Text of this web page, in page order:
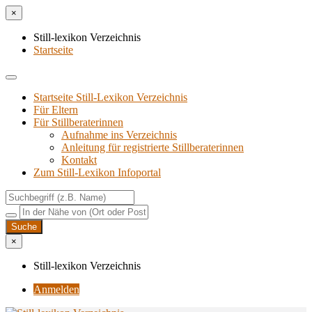
×
Still-lexikon Verzeichnis
Startseite
Startseite Still-Lexikon Verzeichnis
Für Eltern
Für Stillberaterinnen
Aufnahme ins Verzeichnis
Anlei­tung für regis­trier­te Stillberaterinnen
Kon­takt
Zum Still-Lexikon Infoportal
×
Still-lexikon Verzeichnis
Anmelden